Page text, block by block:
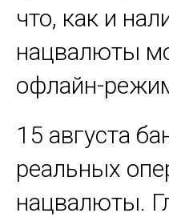
что, как и
нацвалюты
офлайн-
15 августа
реальных
нацвалюты.